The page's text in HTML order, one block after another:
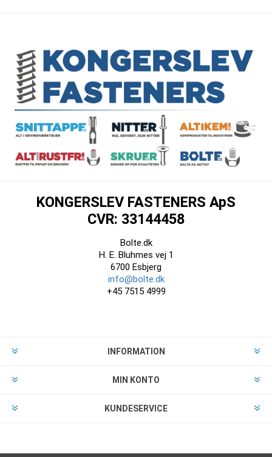
KONGERSLEV FASTENERS ApS
CVR: 33144458
Bolte.dk
H. E. Bluhmes vej 1
6700 Esbjerg
info@bolte.dk
+45 7515 4999
INFORMATION
MIN KONTO
KUNDESERVICE